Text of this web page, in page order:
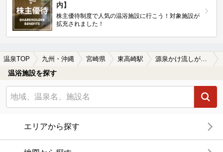
内】
株主優待制度で人気の温浴施設に行こう！対象施設が
拡充されました！
温泉TOP 九州・沖縄 宮崎県 東高崎駅
温浴施設を探す
エリアから探す